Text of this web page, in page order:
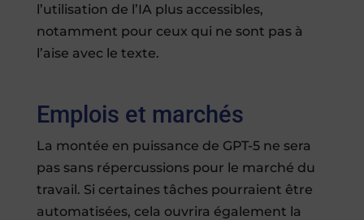
l’utilisation de l’IA plus accessibles,
notamment pour ceux qui ne sont pas à
l’aise avec le texte.
Emplois et marchés
La montée en puissance de GPT-5 ne sera
pas sans répercussions pour le marché du
travail. Si certaines tâches pourraient être
automatisées, cela ouvrira également la